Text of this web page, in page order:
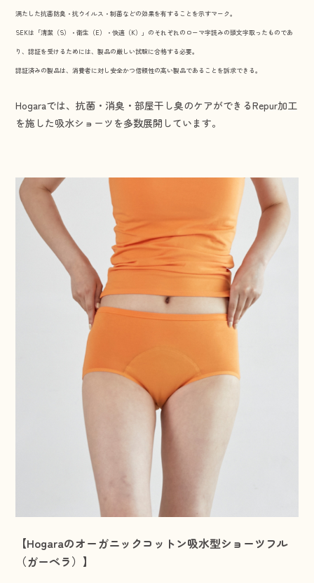
満たした抗菌防臭・抗ウイルス・制菌などの効果を有することを示すマーク。
SEKは「清潔（S）・衛生（E）・快適（K）」のそれぞれのローマ字読みの頭文字取ったものであ
り、認証を受けるためには、製品の厳しい試験に合格する必要。
認証済みの製品は、消費者に対し安全かつ信頼性の高い製品であることを訴求できる。
Hogaraでは、抗菌・消臭・部屋干し臭のケアができるRepur加工
を施した吸水ショーツを多数展開しています。
【Hogaraのオーガニックコットン吸水型ショーツフル
（ガーベラ）】